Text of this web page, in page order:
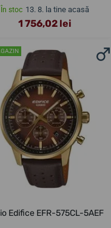
În stoc 13. 8. la tine acasă
1 756,02 lei
Edifice EFR-575CL-5AEF